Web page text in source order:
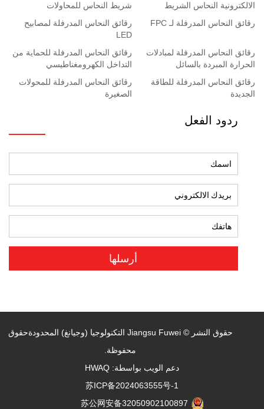
الالكترونية النحاس الشريط
شريط النحاس للمحاولات
رقائق النحاس المدرفلة لـ FPC
رقائق النحاس المدرفلة لمصابيح
LED
رقائق النحاس المدرفلة لمبادلات
الحرارة المبردة بالسائل
رقائق النحاس المدرفلة للحماية من
التداخل الكهرومغناطيسي
رقائق النحاس المدرفلة للطاقة
الجديدة
رقائق النحاس المدرفلة للمحولات
الصغيرة
ردود الفعل
حقوق النشر ©Jiangsu Fuwei التكنولوجيا (وجيانغ) المحدودة
حقوق
محفوظة.
دعم الويب بواسطة: HWAQ
苏ICP备2024063555号-1
苏公网安备32050902100897